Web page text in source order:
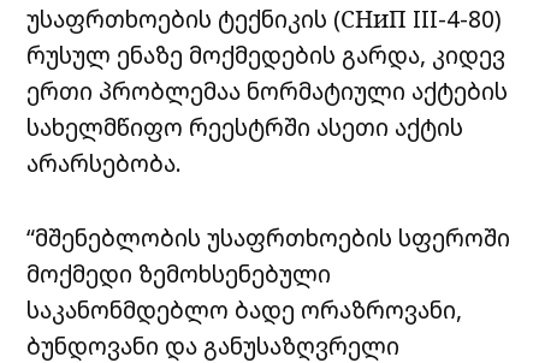
უსაფრთხოების ტექნიკის (СНиП III-4-80)
რუსულ ენაზე მოქმედების გარდა, კიდევ
ერთი პრობლემაა ნორმატიული აქტების
სახელმწიფო რეესტრში ასეთი აქტის
არარსებობა.
“მშენებლობის უსაფრთხოების სფეროში
მოქმედი ზემოხსენებული
საკანონმდებლო ბადე ორაზროვანი,
ბუნდოვანი და განუსაზღვრელი